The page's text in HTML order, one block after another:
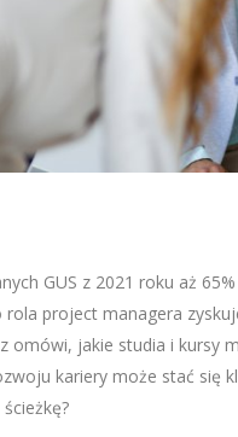
GUS z 2021 roku aż
project managera
omówi, jakie studia i kursy
kariery może stać się